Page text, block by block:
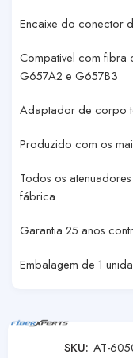
Encaixe do conector
Compativel com fibra
G657A2 e G657B3
Adaptador de corpo
Produzido com os
Todos os
fábrica
Garantia 25 anos
Embalagem de 1
SKU: AT-